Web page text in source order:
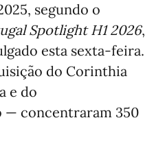
segundo o
Spotlight H1 2026,
esta sexta-feira.
do Corinthia
e do
concentraram 350